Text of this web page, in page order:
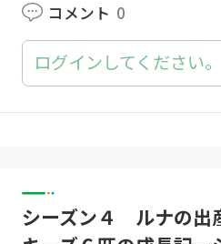
コメント 0
ログインしてください。
シーズン４ ルナの